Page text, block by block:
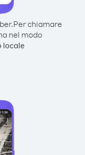
Per chiamare
nel modo
locale